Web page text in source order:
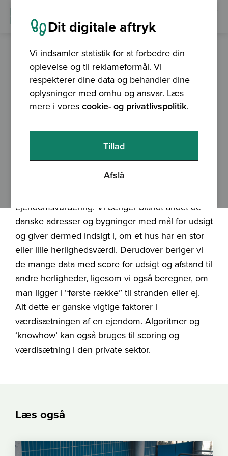
Dit digitale aftryk
Vi indsamler statistik for at forbedre din
oplevelse og til reklameformål. Vi
respekterer dine data og behandler dine
oplysninger med omhu og ansvar. Læs
mere i vorescookie- og privatlivspolitik.
Afslå
Tillad
nyhed 26.11.2015
Septima trækker værdi
ud af geodata
Septima levere data til ejendomsvurderingen
Ud fra grunddata beregner vi i Septima en række
mål til Skatteministeriet til brug i den nye
ejendomsvurdering. Vi beriger blandt andet de
danske adresser og bygninger med mål for udsigt
og giver dermed indsigt i, om et hus har en stor
eller lille herlighedsværdi. Derudover beriger vi
de mange data med score for udsigt og afstand til
andre herligheder, ligesom vi også beregner, om
man ligger i “første række” til stranden eller ej.
Alt dette er ganske vigtige faktorer i
værdisætningen af en ejendom. Algoritmer og
‘knowhow’ kan også bruges til scoring og
værdisætning i den private sektor.
Læs også